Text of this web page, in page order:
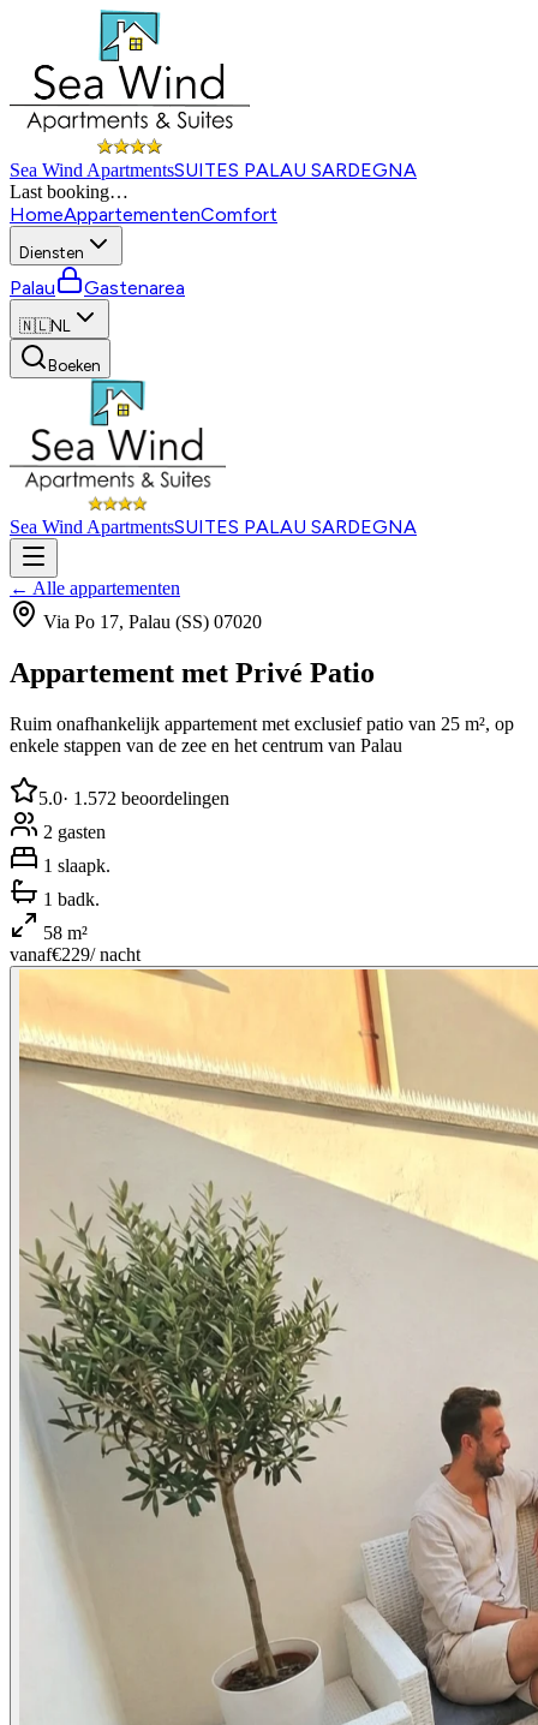
Sea Wind ApartmentsSUITES PALAU SARDEGNA
Last booking…
HomeAppartementenComfort
Diensten
Palau Gastenarea
🇳🇱NL
Boeken
Sea Wind ApartmentsSUITES PALAU SARDEGNA
← Alle appartementen
Via Po 17, Palau (SS) 07020
Appartement met Privé Patio
Ruim onafhankelijk appartement met exclusief patio van 25 m², op
enkele stappen van de zee en het centrum van Palau
5.0· 1.572 beoordelingen
2 gasten
1 slaapk.
1 badk.
58 m²
vanaf€229/ nacht